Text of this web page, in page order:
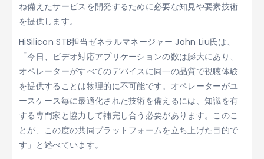
ね備えたサービスを開発するために必要な知見や要素技術
を提供します。
HiSilicon STB担当ゼネラルマネージャー John Liu氏は、
「今日、ビデオ対応アプリケーションの数は膨大にあり、
オペレーターがすべてのデバイスに同一の品質で視聴体験
を提供することは物理的に不可能です。オペレーターがユ
ースケース毎に最適化された技術を備えるには、知識を有
する専門家と協力して補完し合う必要があります。このこ
とが、この度の共同プラットフォームを立ち上げた目的で
す」と述べています。